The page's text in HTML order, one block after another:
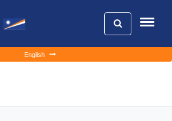
English